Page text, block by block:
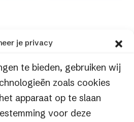
je privacy
te bieden, gebruiken wij
zoals cookies
apparaat op te slaan
voor deze